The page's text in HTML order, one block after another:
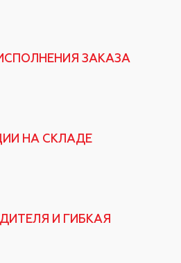
ЗАКАЗА
НА СКЛАДЕ
И ГИБКАЯ